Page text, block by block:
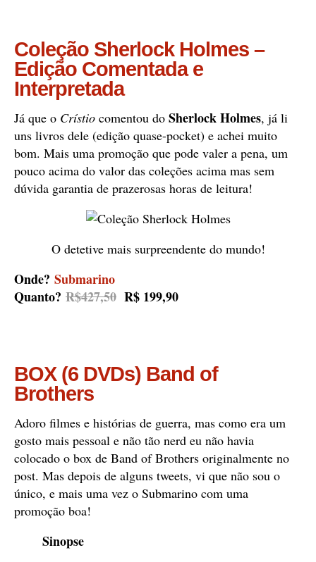
Coleção Sherlock Holmes –
Edição Comentada e
Interpretada
Já que o Crístio comentou do Sherlock Holmes, já li
uns livros dele (edição quase-pocket) e achei muito
bom. Mais uma promoção que pode valer a pena, um
pouco acima do valor das coleções acima mas sem
dúvida garantia de prazerosas horas de leitura!
O detetive mais surpreendente do mundo!
Onde? Submarino
Quanto? R$427,50 R$ 199,90
BOX (6 DVDs) Band of
Brothers
Adoro filmes e histórias de guerra, mas como era um
gosto mais pessoal e não tão nerd eu não havia
colocado o box de Band of Brothers originalmente no
post. Mas depois de alguns tweets, vi que não sou o
único, e mais uma vez o Submarino com uma
promoção boa!
Sinopse